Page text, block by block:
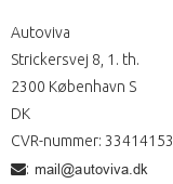
Autoviva
Strickersvej 8, 1. th.
2300 København S
DK
CVR-nummer: 33414153
: